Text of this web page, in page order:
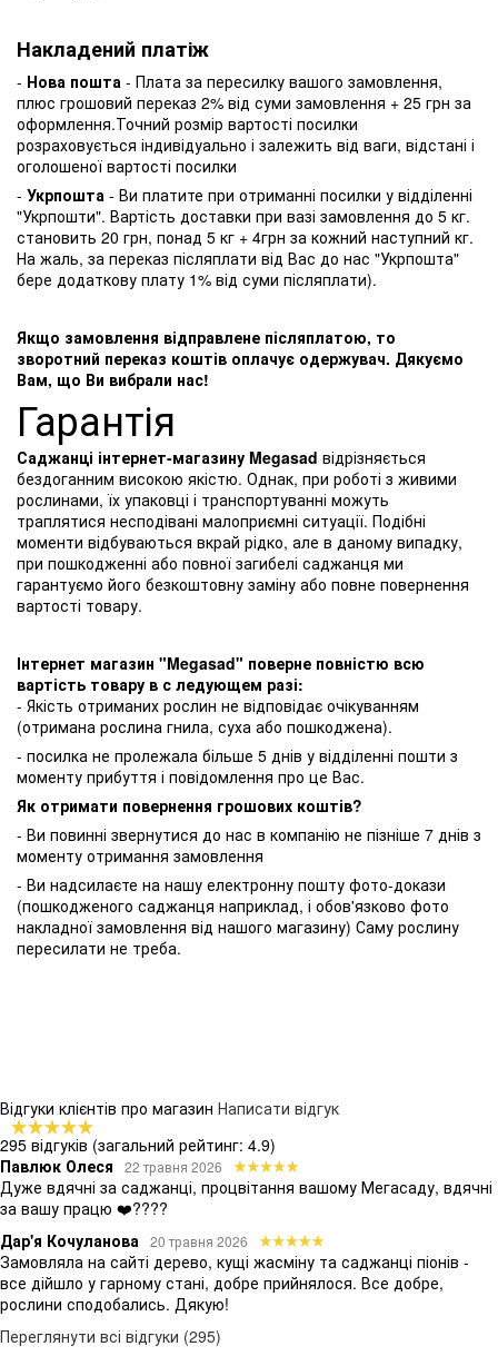
Накладений платіж
- Нова пошта - Плата за пересилку вашого замовлення,
плюс грошовий переказ 2% від суми замовлення + 25 грн за
оформлення.Точний розмір вартості посилки
розраховується індивідуально і залежить від ваги, відстані і
оголошеної вартості посилки
- Укрпошта - Ви платите при отриманні посилки у відділенні
"Укрпошти". Вартість доставки при вазі замовлення до 5 кг.
становить 20 грн, понад 5 кг + 4грн за кожний наступний кг.
На жаль, за переказ післяплати від Вас до нас "Укрпошта"
бере додаткову плату 1% від суми післяплати).
Якщо замовлення відправлене післяплатою, то
зворотний переказ коштів оплачує одержувач. Дякуємо
Вам, що Ви вибрали нас!
Гарантія
Саджанці інтернет-магазину Megasad відрізняється
бездоганним високою якістю. Однак, при роботі з живими
рослинами, їх упаковці і транспортуванні можуть
траплятися несподівані малоприємні ситуації. Подібні
моменти відбуваються вкрай рідко, але в даному випадку,
при пошкодженні або повної загибелі саджанця ми
гарантуємо його безкоштовну заміну або повне повернення
вартості товару.
Інтернет магазин "Megasad" поверне повністю всю
вартість товару в с ледующем разі:
- Якість отриманих рослин не відповідає очікуванням
(отримана рослина гнила, суха або пошкоджена).
- посилка не пролежала більше 5 днів у відділенні пошти з
моменту прибуття і повідомлення про це Вас.
Як отримати повернення грошових коштів?
- Ви повинні звернутися до нас в компанію не пізніше 7 днів з
моменту отримання замовлення
- Ви надсилаєте на нашу електронну пошту фото-докази
(пошкодженого саджанця наприклад, і обов'язково фото
накладної замовлення від нашого магазину) Саму рослину
пересилати не треба.
Відгуки клієнтів про магазин Написати відгук
295 відгуків (загальний рейтинг: 4.9)
Павлюк Олеся
22 травня 2026
Дуже вдячні за саджанці, процвітання вашому Мегасаду, вдячні
за вашу працю ❤️????
Дар'я Кочуланова
20 травня 2026
Замовляла на сайті дерево, кущі жасміну та саджанці піонів -
все дійшло у гарному стані, добре прийнялося. Все добре,
рослини сподобались. Дякую!
Переглянути всі відгуки (295)